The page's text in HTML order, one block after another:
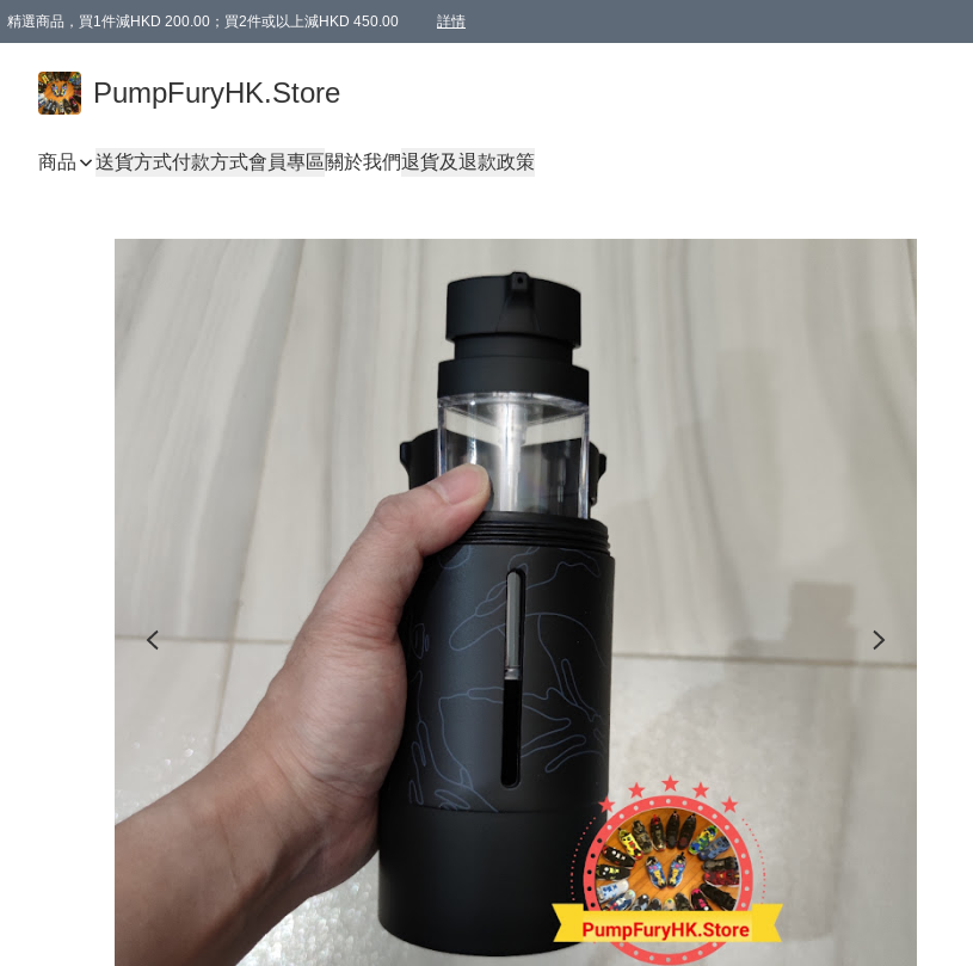
精選商品，買1件減HKD 200.00；買2件或以上減HKD 450.00 詳情
PumpFuryHK.Store
商品 送貨方式付款方式會員專區關於我們退貨及退款政策